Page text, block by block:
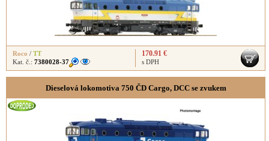
Roco / TT
Kat. č.: 7380028-37
170.91 €
s DPH
Dieselová lokomotiva 750 ČD Cargo, DCC se zvukem